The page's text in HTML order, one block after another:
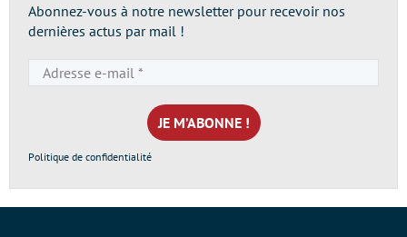
Abonnez-vous à notre newsletter pour recevoir nos
dernières actus par mail !
e-
mail
*
Politique de confidentialité